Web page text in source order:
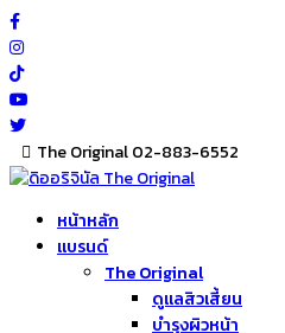
Skip
to
content
The Original 02-883-6552
หน้าหลัก
แบรนด์
The Original
ดูแลสิวเสี้ยน
บำรุงผิวหน้า